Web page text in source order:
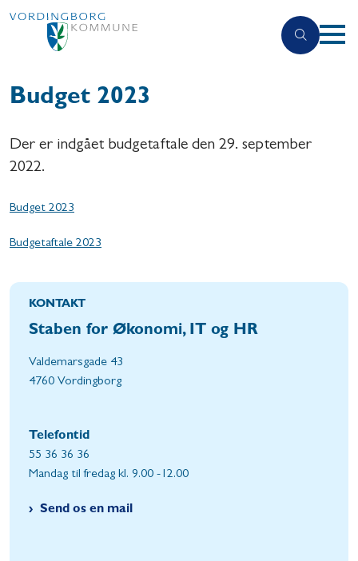
Budget 2023
Der er indgået budgetaftale den 29. september
2022.
Budget 2023
Budgetaftale 2023
KONTAKT
Staben for Økonomi, IT og HR
Valdemarsgade 43
4760 Vordingborg
Telefontid
55 36 36 36
Mandag til fredag kl. 9.00 -12.00
Send os en mail